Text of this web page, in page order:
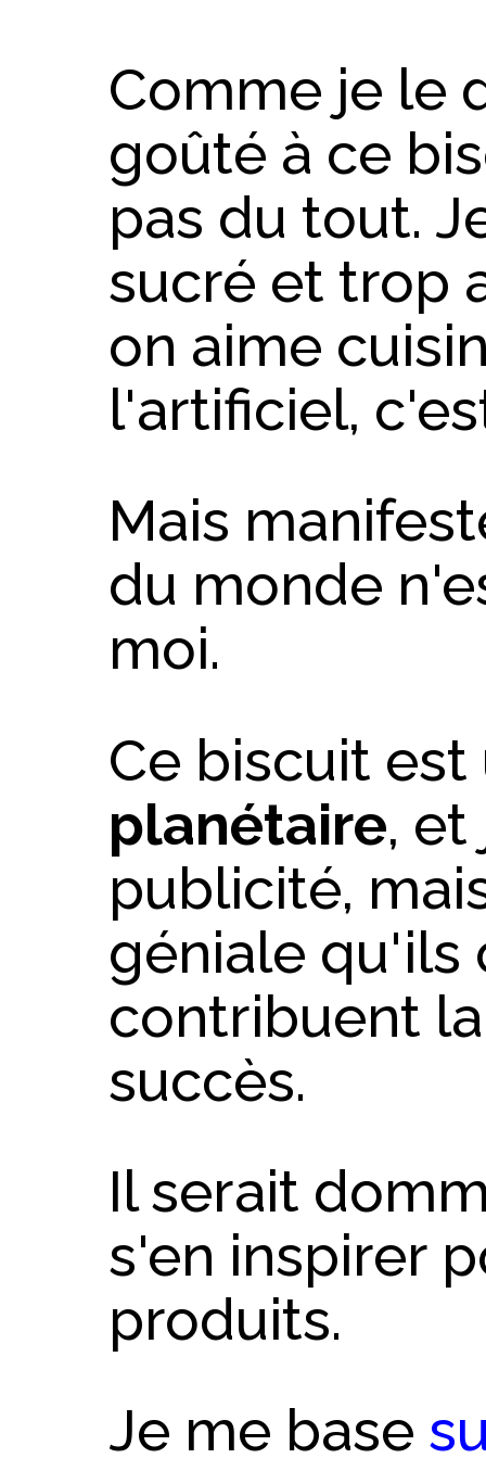
Comme je le
goûté à ce
pas du tout.
sucré et trop
on aime
l'artificiel,
Mais
du monde
moi.
Ce biscuit est
planétaire,
publicité,
géniale qu'ils
contribuent
succès.
Il serait
s'en inspirer
produits.
Je me base